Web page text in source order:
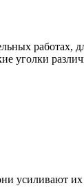
работах,
уголки
усиливают